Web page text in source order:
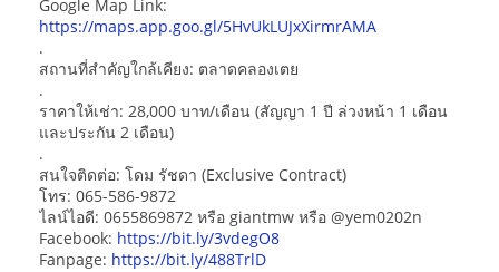
Google Map Link:
https://maps.app.goo.gl/5HvUkLUJxXirmrAMA
.
สถานที่สำคัญใกล้เคียง: ตลาดคลองเตย
.
ราคาให้เช่า: 28,000 บาท/เดือน (สัญญา 1 ปี ล่วงหน้า 1 เดือน
และประกัน 2 เดือน)
.
สนใจติดต่อ: โดม รัชดา (Exclusive Contract)
โทร: 065-586-9872
ไลน์ไอดี: 0655869872 หรือ giantmw หรือ @yem0202n
Facebook: https://bit.ly/3vdegO8
Fanpage: https://bit.ly/488TrlD